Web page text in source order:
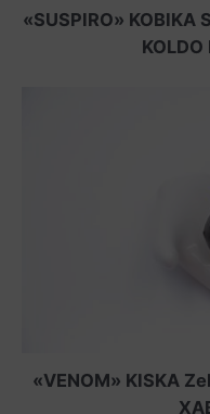
«SUSPIRO» KOBIKA
KOLDO
«VENOM» KISKA